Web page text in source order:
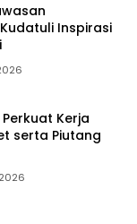
Inspirasi
Kerja
serta Piutang